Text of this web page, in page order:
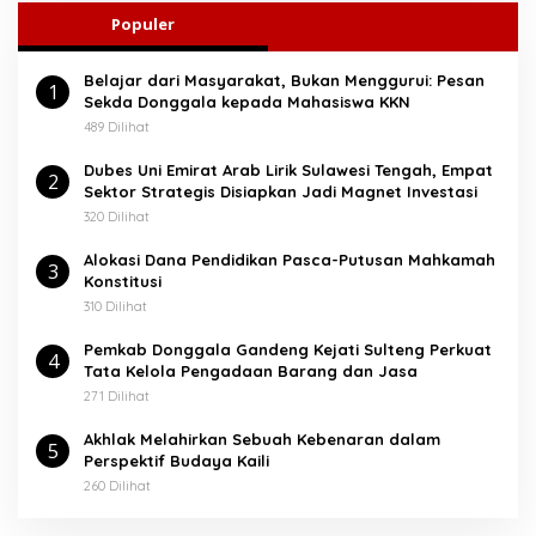
n
u
k
Populer
1
Belajar dari Masyarakat, Bukan Menggurui: Pesan
Sekda Donggala kepada Mahasiswa KKN
489 Dilihat
2
Dubes Uni Emirat Arab Lirik Sulawesi Tengah, Empat
Sektor Strategis Disiapkan Jadi Magnet Investasi
320 Dilihat
3
Alokasi Dana Pendidikan Pasca-Putusan Mahkamah
Konstitusi
310 Dilihat
4
Pemkab Donggala Gandeng Kejati Sulteng Perkuat
Tata Kelola Pengadaan Barang dan Jasa
271 Dilihat
5
Akhlak Melahirkan Sebuah Kebenaran dalam
Perspektif Budaya Kaili
260 Dilihat